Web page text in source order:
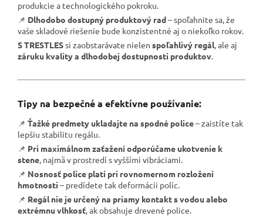
produkcie a technologického pokroku.
📌 Dlhodobo dostupný produktový rad– spoľahnite sa, že
vaše skladové riešenie bude konzistentné aj o niekoľko rokov.
S TRESTLESsi zaobstarávate nielen spoľahlivý regál , ale aj
záruku kvality a dlhodobej dostupnosti produktov
Tipy na bezpečné a efektívne používanie:
📌 Ťažké predmety ukladajte na spodné police– zaistíte tak
lepšiu stabilitu regálu.
📌 Pri maximálnom zaťažení odporúčame ukotvenie k
stene , najmä v prostredí s vyššími vibráciami.
📌 Nosnosť police platí pri rovnomernom rozložení
hmotnosti – predídete tak deformácii políc.
📌 Regál nie je určený na priamy kontakt s vodou alebo
extrémnu vlhkosť , ak obsahuje drevené police.